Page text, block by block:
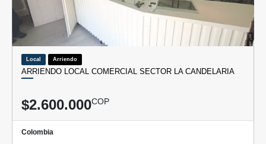
Local Arriendo
ARRIENDO LOCAL COMERCIAL SECTOR LA CANDELARIA
$2.600.000COP
Colombia